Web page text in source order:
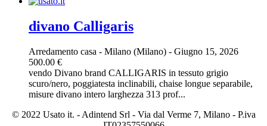
divano Calligaris
Arredamento casa - Milano (Milano) - Giugno 15, 2026
500.00 €
vendo Divano brand CALLIGARIS in tessuto grigio
scuro/nero, poggiatesta inclinabili, chaise longue separabile,
misure divano intero larghezza 313 prof...
© 2022 Usato it. - Adintend Srl - Via dal Verme 7, Milano - P.iva